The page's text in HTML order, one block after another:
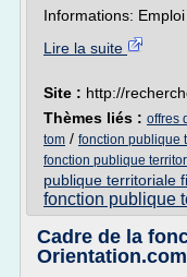
Informations: Emploi
Lire la suite
Site : http://
Thèmes liés : offres
tom / fonction publique
fonction publique
publique territoriale
fonction publique
Cadre de la
Orientation.com